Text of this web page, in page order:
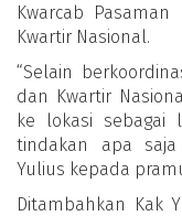
Kwarcab
Kwartir Nasional.
“Selain
dan Kwartir
ke lokasi sebagai
tindakan apa saja
Yulius kepada
Ditambahkan Kak